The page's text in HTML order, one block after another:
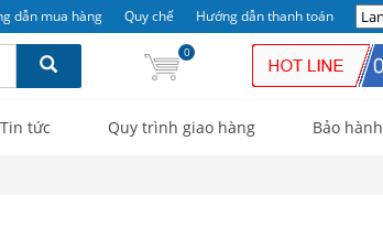
dẫn mua hàng Quy chế Hướng dẫn thanh toán
0
Tin tức Quy trình giao hàng Bảo hành